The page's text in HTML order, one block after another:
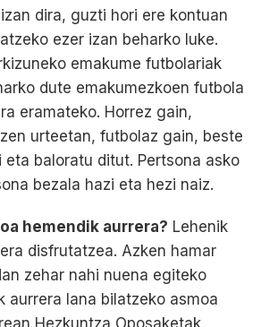
dira, guzti hori ere kontuan
ezer izan beharko luke.
emakume futbolariak
dute emakumezkoen futbola
eramateko. Horrez gain,
urteetan, futbolaz gain, beste
eta baloratu ditut. Pertsona asko
bezala hazi eta hezi naiz.
hemendik aurrera? Lehenik
disfrutatzea. Azken hamar
zehar nahi nuena egiteko
aurrera lana bilatzeko asmoa